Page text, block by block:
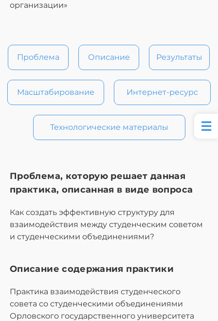
организации»
Проблема Описание Результаты
Масштабирование Интернет-ресурс
Технологические материалы
Проблема, которую решает данная
практика, описанная в виде вопроса
Как создать эффективную структуру для
взаимодействия между студенческим советом
и студенческими объединениями?
Описание содержания практики
Практика взаимодействия студенческого
совета со студенческими объединениями
Орловского государственного университета